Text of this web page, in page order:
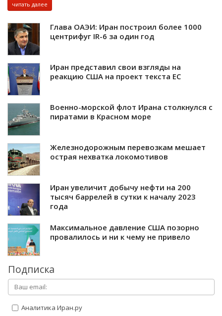
читать далее
Глава ОАЭИ: Иран построил более 1000
центрифуг IR-6 за один год
Иран представил свои взгляды на
реакцию США на проект текста ЕС
Военно-морской флот Ирана столкнулся с
пиратами в Красном море
Железнодорожным перевозкам мешает
острая нехватка локомотивов
Иран увеличит добычу нефти на 200
тысяч баррелей в сутки к началу 2023
года
Максимальное давление США позорно
провалилось и ни к чему не привело
Подписка
Аналитика Иран.ру